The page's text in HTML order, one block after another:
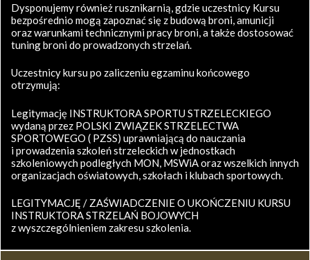
Dysponujemy również rusznikarnią, gdzie uczestnicy Kursu
bezpośrednio mogą zapoznać się z budową broni, amunicji
oraz warunkami technicznymi pracy broni, a także dostosować
tuning broni do prowadzonych strzelań.
Uczestnicy kursu po zaliczeniu egzaminu końcowego
otrzymują:
Legitymację INSTRUKTORA SPORTU STRZELECKIEGO
wydaną przez POLSKI ZWIĄZEK STRZELECTWA
SPORTOWEGO ( PZSS) uprawniającą do nauczania
i prowadzenia szkoleń strzeleckich w jednostkach
szkoleniowych podległych MON, MSWiA oraz wszelkich innych
organizacjach oświatowych, szkołach i klubach sportowych.
LEGITYMACJĘ / ZAŚWIADCZENIE O UKOŃCZENIU KURSU
INSTRUKTORA STRZELAŃ BOJOWYCH
z wyszczególnieniem zakresu szkolenia.